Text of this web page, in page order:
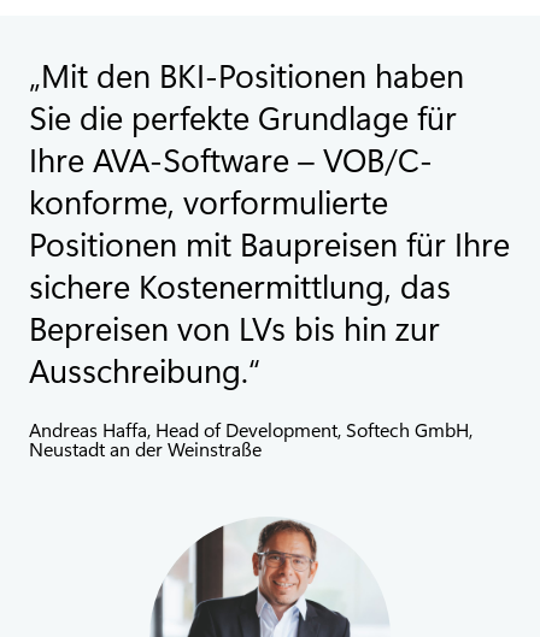
Mit den BKI-Positionen haben
Sie die perfekte Grundlage für
Ihre AVA-Software – VOB/C-
konforme, vorformulierte
Positionen mit Baupreisen für Ihre
sichere Kostenermittlung, das
Bepreisen von LVs bis hin zur
Ausschreibung.
Andreas Haffa, Head of Development, Softech GmbH,
Neustadt an der Weinstraße